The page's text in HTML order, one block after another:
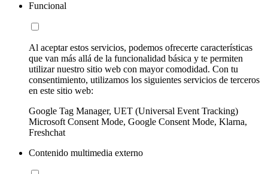
Funcional
Al aceptar estos servicios, podemos ofrecerte características
que van más allá de la funcionalidad básica y te permiten
utilizar nuestro sitio web con mayor comodidad. Con tu
consentimiento, utilizamos los siguientes servicios de terceros
en este sitio web:
Google Tag Manager, UET (Universal Event Tracking)
Microsoft Consent Mode, Google Consent Mode, Klarna,
Freshchat
Contenido multimedia externo